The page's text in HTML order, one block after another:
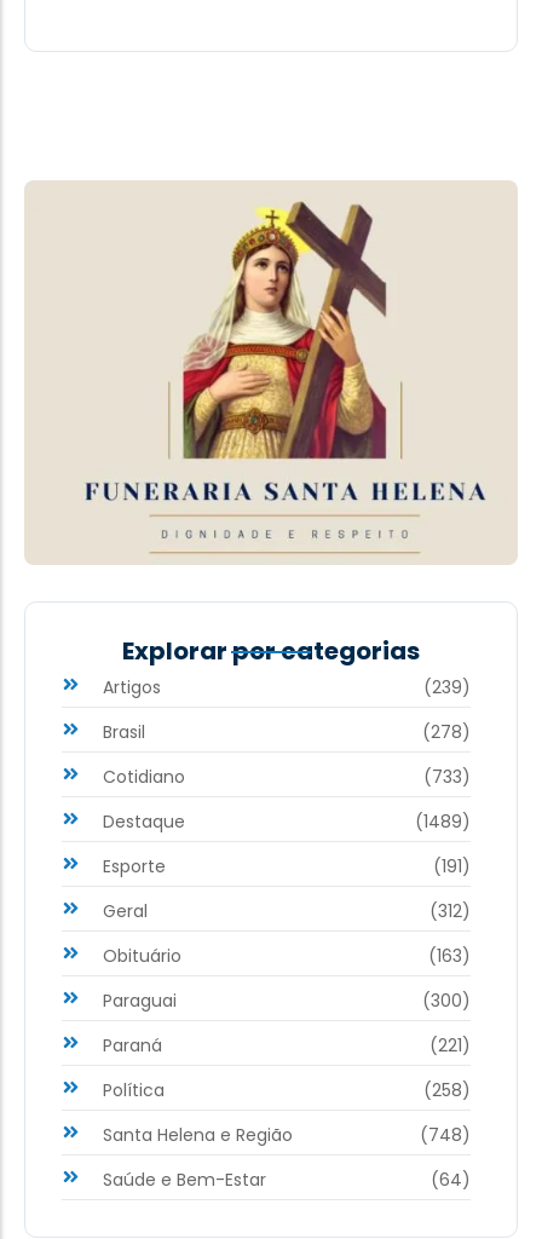
Explorar por categorias
Artigos
(239)
Brasil
(278)
Cotidiano
(733)
Destaque
(1489)
Esporte
(191)
Geral
(312)
Obituário
(163)
Paraguai
(300)
Paraná
(221)
Política
(258)
Santa Helena e Região
(748)
Saúde e Bem-Estar
(64)